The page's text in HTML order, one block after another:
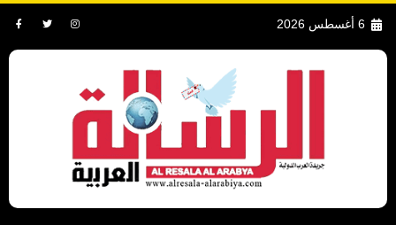
6 أغسطس 2026